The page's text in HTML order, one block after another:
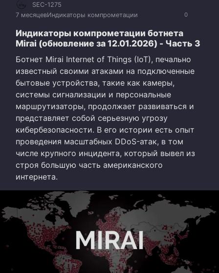
0
SEC-1275
7 месяцевИндикаторы компрометации
Индикаторы компрометации ботнета
Mirai (обновление за 12.01.2026) - Часть 3
Ботнет Mirai Internet of Things (IoT), печально
известный своими атаками на подключенные
бытовые устройства, такие как камеры,
системы сигнализации и персональные
маршрутизаторы, продолжает развиваться и
представляет собой серьезную угрозу
кибербезопасности. В его истории есть опыт
проведения масштабных DDoS-атак, в том
числе крупного инцидента, который вывел из
строя большую часть американского
интернета.